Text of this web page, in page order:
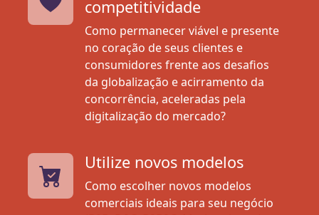
competitividade
Como permanecer viável e presente
no coração de seus clientes e
consumidores frente aos desafios
da globalização e acirramento da
concorrência, aceleradas pela
digitalização do mercado?
Utilize novos modelos
Como escolher novos modelos
comerciais ideais para seu negócio